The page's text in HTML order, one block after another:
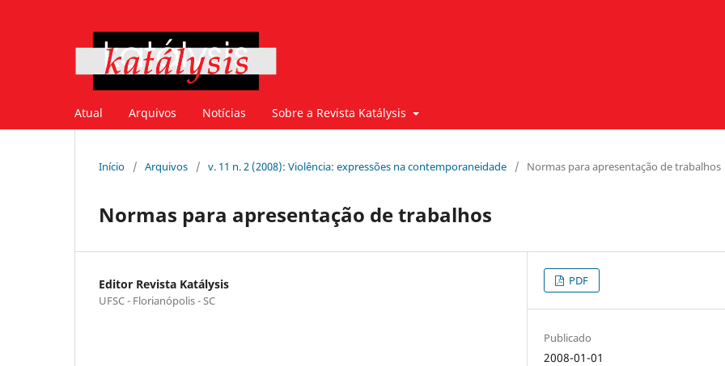
Atual Arquivos Notícias Sobre a Revista Katálysis
Início / Arquivos / v. 11 n. 2 (2008): Violência: expressões na contemporaneidade / Normas para apresentação de trabalhos
Normas para apresentação de trabalhos
Editor Revista Katálysis
UFSC - Florianópolis - SC
PDF
Publicado
2008-01-01